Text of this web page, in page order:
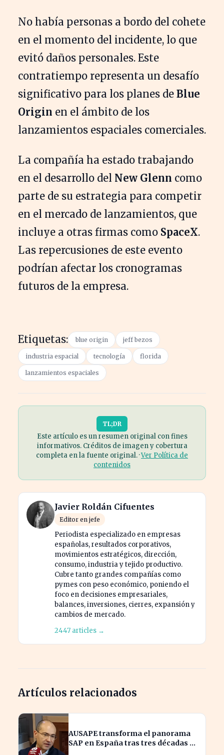
No había personas a bordo del cohete
en el momento del incidente, lo que
evitó daños personales. Este
contratiempo representa un desafío
significativo para los planes de Blue
Origin en el ámbito de los
lanzamientos espaciales comerciales.
La compañía ha estado trabajando
en el desarrollo del New Glenn como
parte de su estrategia para competir
en el mercado de lanzamientos, que
incluye a otras firmas como SpaceX.
Las repercusiones de este evento
podrían afectar los cronogramas
futuros de la empresa.
Etiquetas: blue origin jeff bezos
industria espacial tecnología florida
lanzamientos espaciales
TL;DR
Este artículo es un resumen original con fines
informativos. Créditos de imagen y cobertura
completa en la fuente original. ·Ver Política de
contenidos
Javier Roldán Cifuentes
Editor en jefe
Periodista especializado en empresas
españolas, resultados corporativos,
movimientos estratégicos, dirección,
consumo, industria y tejido productivo.
Cubre tanto grandes compañías como
pymes con peso económico, poniendo el
foco en decisiones empresariales,
balances, inversiones, cierres, expansión y
cambios de mercado.
2447 articles →
Artículos relacionados
AUSAPE transforma el panorama
SAP en España tras tres décadas de